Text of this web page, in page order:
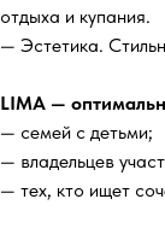
отдыха и купания.
— Эстетика.
LIMA —
— семей с детьми;
— владельцев
— тех, кто ищет